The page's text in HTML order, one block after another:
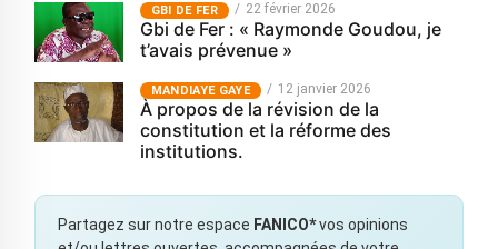
GBI DE FER 22 février 2026
Gbi de Fer : « Raymonde Goudou, je
t’avais prévenue »
MANDIAYE GAYE 12 janvier 2026
À propos de la révision de la
constitution et la réforme des
institutions.
Partagez sur notre espace FANICO*vos opinions